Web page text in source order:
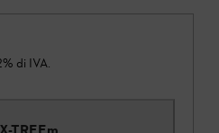
di IVA.